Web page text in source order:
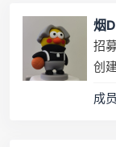
烟
招
创
成员